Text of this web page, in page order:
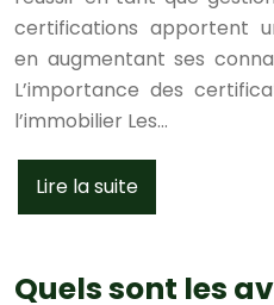
certifications apportent
en augmentant ses
L’importance des
l’immobilier Les…
Lire la suite
Quels sont les